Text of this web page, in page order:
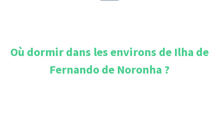
Où dormir dans les environs de Ilha de
Fernando de Noronha ?